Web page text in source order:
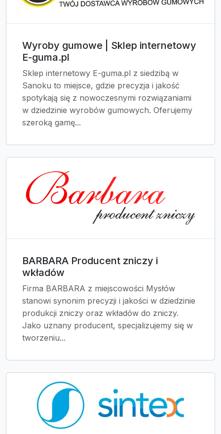
Wyroby gumowe | Sklep internetowy
E-guma.pl
Sklep internetowy E-guma.pl z siedzibą w
Sanoku to miejsce, gdzie precyzja i jakość
spotykają się z nowoczesnymi rozwiązaniami
w dziedzinie wyrobów gumowych. Oferujemy
szeroką gamę...
BARBARA Producent zniczy i
wkładów
Firma BARBARA z miejscowości Mysłów
stanowi synonim precyzji i jakości w dziedzinie
produkcji zniczy oraz wkładów do zniczy.
Jako uznany producent, specjalizujemy się w
tworzeniu...